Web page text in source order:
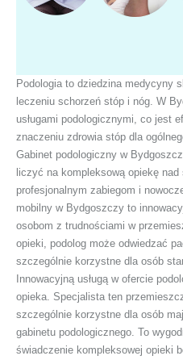
Podologia to dziedzina medycyny
leczeniu schorzeń stóp i nóg. W
usługami podologicznymi, co jest
znaczeniu zdrowia stóp dla
Gabinet podologiczny w
liczyć na kompleksową opiekę
profesjonalnym zabiegom i
mobilny w Bydgoszczy to
osobom z trudnościami w
opieki, podolog może odwiedzać
szczególnie korzystne dla osób
Innowacyjną usługą w ofercie
opieka. Specjalista ten
szczególnie korzystne dla osób
gabinetu podologicznego. To
świadczenie kompleksowej opieki